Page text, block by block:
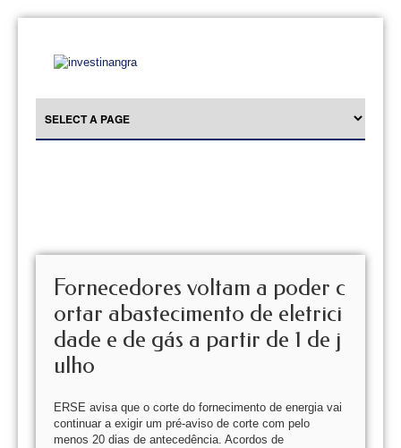
Fornecedores voltam a poder c
ortar abastecimento de eletrici
dade e de gás a partir de 1 de j
ulho
ERSE avisa que o corte do fornecimento de energia vai
continuar a exigir um pré-aviso de corte com pelo
menos 20 dias de antecedência. Acordos de